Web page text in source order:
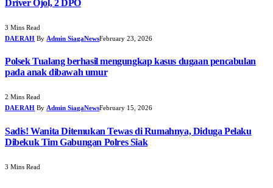
Driver Ojol, 2 DPO
3 Mins Read
DAERAH By Admin SiagaNewsFebruary 23, 2026
Polsek Tualang berhasil mengungkap kasus dugaan pencabulan
pada anak dibawah umur
2 Mins Read
DAERAH By Admin SiagaNewsFebruary 15, 2026
Sadis! Wanita Ditemukan Tewas di Rumahnya, Diduga Pelaku
Dibekuk Tim Gabungan Polres Siak
3 Mins Read